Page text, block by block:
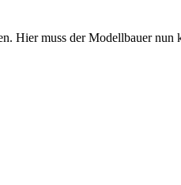
Hier muss der Modellbauer